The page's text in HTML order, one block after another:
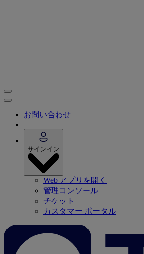
お問い合わせ
サインイン
Web アプリを開く
管理コンソール
チケット
カスタマー ポータル